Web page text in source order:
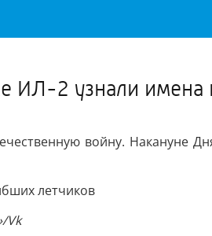
ИЛ-2 узнали имена
войну. Накануне
Vk